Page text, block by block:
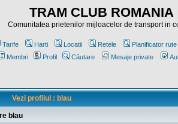
TRAM CLUB ROMANIA
Comunitatea prietenilor mijloacelor de transport in
Tarife Harti Locatii Retele Planificator rute
Membri
Profil Căutare Mesaje private
Vezi profilul : blau
blau